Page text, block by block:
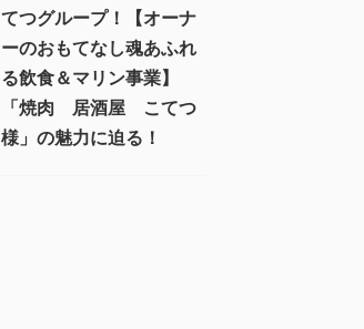
てつグループ！【オーナ
ーのおもてなし魂あふれ
る飲食＆マリン事業】
「焼肉 居酒屋 こてつ
様」の魅力に迫る！